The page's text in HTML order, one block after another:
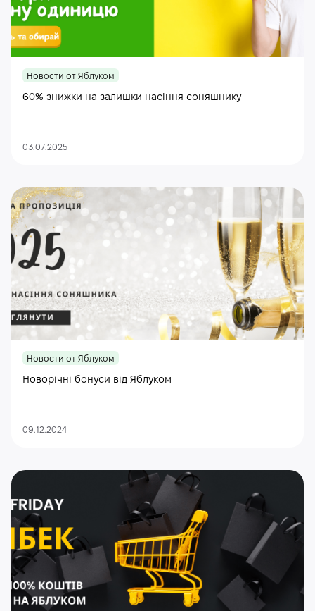
Новости от Яблуком
60% знижки на залишки насіння соняшнику
03.07.2025
Новости от Яблуком
Новорічні бонуси від Яблуком
09.12.2024